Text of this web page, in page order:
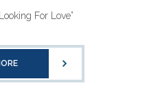
For Love”